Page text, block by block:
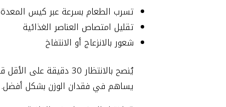
تسرب الطعام بسرعة عبر كيس المعدة
تقليل امتصاص العناصر الغذائية
شعور بالانزعاج أو الانتفاخ
يُنصح بالانتظار 30
يساهم في فقدان الوزن بشكل أفضل.